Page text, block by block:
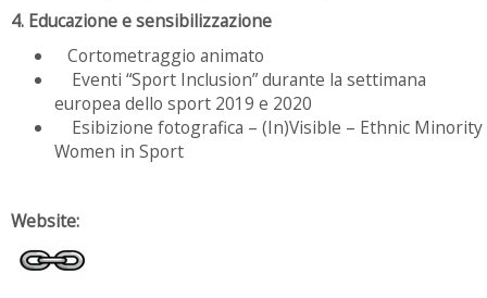
4. Educazione e sensibilizzazione
Cortometraggio animato
Eventi “Sport Inclusion” durante la settimana
europea dello sport 2019 e 2020
Esibizione fotografica – (In)Visible – Ethnic Minority
Women in Sport
Website: